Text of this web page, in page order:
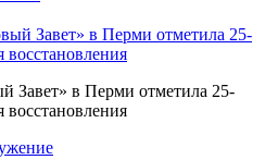
Завет» в Перми отметила 25-
восстановления